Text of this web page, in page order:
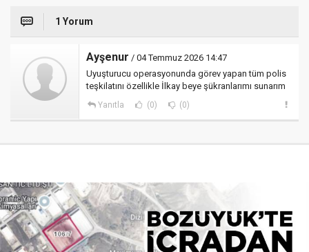
1 Yorum
Ayşenur / 04 Temmuz 2026 14:47
Uyuşturucu operasyonunda görev yapan tüm polis
teşkilatını özellikle İlkay beye şükranlarımı sunarım
Yanıtla (0) (0)